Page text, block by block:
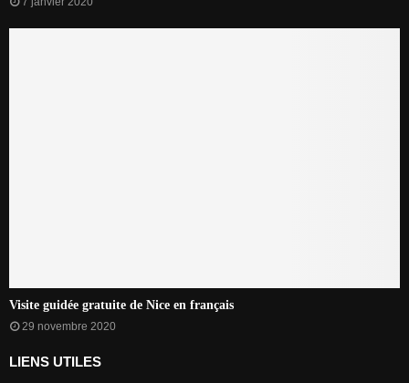
Visite guidée gratuite de Nice en français
29 novembre 2020
LIENS UTILES